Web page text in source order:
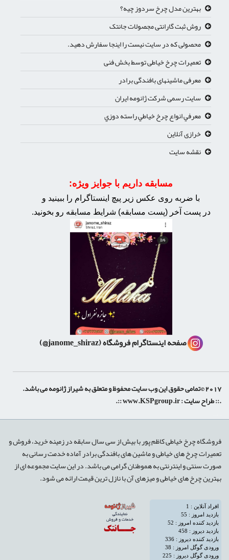
بهترین مدل چرخ سردوز چیه؟
روش ثبت گارانتی مجصولات جانتک
محصولی که در سایت نیست را اینجا سفارش دهید.
تعمیرات چرخ خیاطی توسط بخش فنی
معرفی ماشینهای بافندگی برادر
سایت رسمی شرکت ژانومه ایران
معرفي انواع چرخ خياطي راسته دوزي
خرازی آنلاین
نقشه سایت
مسابقه داریم با جوایز ویژه:
با ضربه روی عکس زیر پیچ اینستاگرام را ببینید و
در پست آخر (پست مسابقه) شرایط مسابقه رو بخونید.
صفحه اینستاگرام فروشگاه(janome_shiraz@)
2017 ©تمامی حقوق این وب سایت محفوظ و متعلق به شیراز ژانومه می باشد.
.:: طراح سایت :www.KSPgroup.ir
::.
فروشگاه چرخ خیاطی کاظم پور با بیش از سی سال سابقه در زمینه خرید، فروش و
تعمیرات چرخ های خیاطی و ماشین های بافندگی برادر آماده خدمت رسانی به
صورت سنتی و اینترنتی به هموطنان گرامی می باشد. در این سایت مجموعه ای از
بهترین چرخ های خیاطی و میزهای آن با نازل ترین قیمت ارائه می شود.